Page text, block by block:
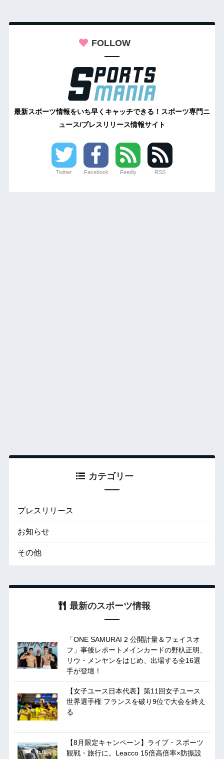
FOLLOW
最新スポーツ情報をいち早くキャッチできる！スポーツ専門ニ
ュース/プレスリリース情報サイト
Twitter Facebook Feedly RSS
カテゴリー
プレスリリース
お知らせ
その他
最新のスポーツ情報
「ONE SAMURAI 2 公開計量＆フェイスオ
フ」事後レポートメインカードの野杁正明、
リウ・メンヤンをはじめ、出場する全16選
手が登壇！
【女子ユース日本代表】第11回女子ユース
世界選手権 フランスを破り9位で大会を終え
る
【8月限定キャンペーン】ライブ・スポーツ
観戦・旅行に。Leacco 15倍高倍率×防振設